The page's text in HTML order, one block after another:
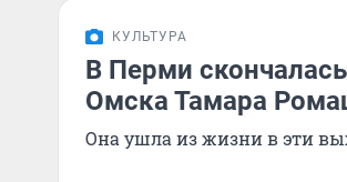
КУЛЬТУРА
В Перми
Омска Тамара
Она ушла из жизни в эти